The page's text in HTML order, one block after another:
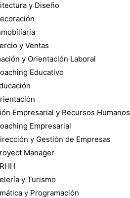
y Diseño
y Ventas
y Orientación Laboral
Educativo
Empresarial y Recursos Humanos
Empresarial
y Gestión de Empresas
Manager
y Turismo
y Programación